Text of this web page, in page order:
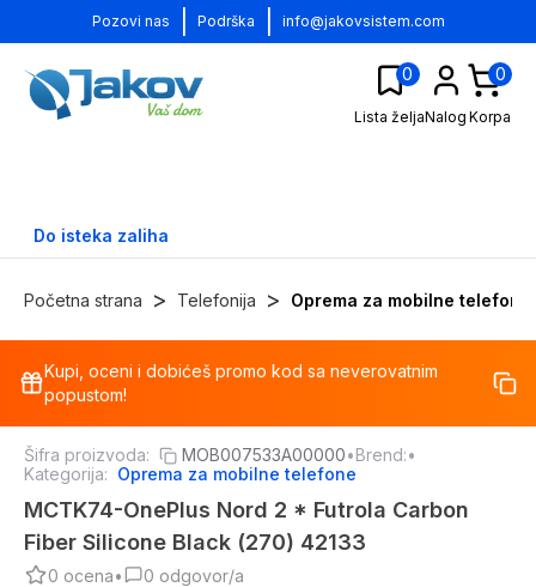
Pozovi nas Podrška info@jakovsistem.com
0
Lista željaNalog
0
Korpa
Do isteka zaliha
Početna strana > Telefonija > Oprema za mobilne telefone
%
Kupi, oceni i dobićeš promo kod sa neverovatnim
popustom!
Šifra proizvoda: MOB007533A00000•Brend:•
Kategorija: Oprema za mobilne telefone
MCTK74-OnePlus Nord 2 * Futrola Carbon
Fiber Silicone Black (270) 42133
0 ocena• 0 odgovor/a